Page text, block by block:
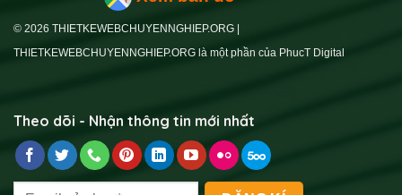
© 2026 THIETKEWEBCHUYENNGHIEP.ORG |
THIETKEWEBCHUYENNGHIEP.ORG là một phần của PhucT Digital
Theo dõi - Nhận thông tin mới nhất